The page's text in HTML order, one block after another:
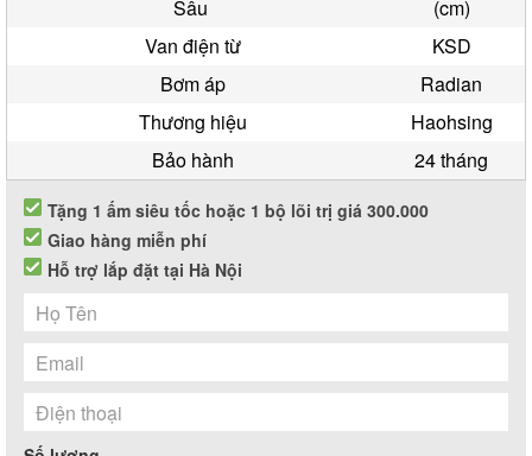
Sâu
(cm)
Van điện từ
KSD
Bơm áp
Radian
Thương hiệu
Haohsing
Bảo hành
24 tháng
Tặng 1 ấm siêu tốc hoặc 1 bộ lõi trị giá 300.000
Giao hàng miễn phí
Hỗ trợ lắp đặt tại Hà Nội